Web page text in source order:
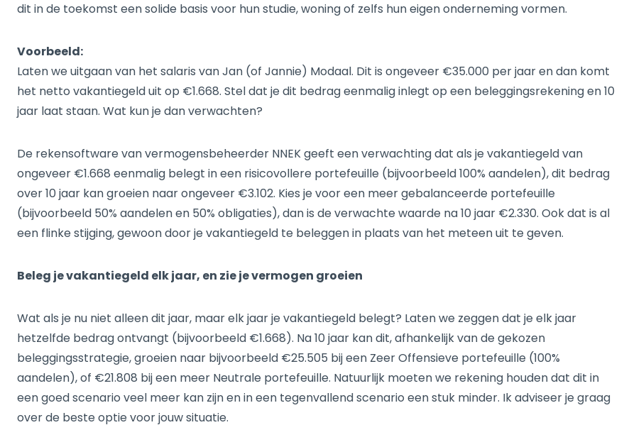
dit in de toekomst een solide basis voor hun studie, woning of zelfs hun eigen onderneming vormen.
Voorbeeld:
Laten we uitgaan van het salaris van Jan (of Jannie) Modaal. Dit is ongeveer €35.000 per jaar en dan komt
het netto vakantiegeld uit op €1.668. Stel dat je dit bedrag eenmalig inlegt op een beleggingsrekening en 10
jaar laat staan. Wat kun je dan verwachten?
De rekensoftware van vermogensbeheerder NNEK geeft een verwachting dat als je vakantiegeld van
ongeveer €1.668 eenmalig belegt in een risicovollere portefeuille (bijvoorbeeld 100% aandelen), dit bedrag
over 10 jaar kan groeien naar ongeveer €3.102. Kies je voor een meer gebalanceerde portefeuille
(bijvoorbeeld 50% aandelen en 50% obligaties), dan is de verwachte waarde na 10 jaar €2.330. Ook dat is al
een flinke stijging, gewoon door je vakantiegeld te beleggen in plaats van het meteen uit te geven.
Beleg je vakantiegeld elk jaar, en zie je vermogen groeien
Wat als je nu niet alleen dit jaar, maar elk jaar je vakantiegeld belegt? Laten we zeggen dat je elk jaar
hetzelfde bedrag ontvangt (bijvoorbeeld €1.668). Na 10 jaar kan dit, afhankelijk van de gekozen
beleggingsstrategie, groeien naar bijvoorbeeld €25.505 bij een Zeer Offensieve portefeuille (100%
aandelen), of €21.808 bij een meer Neutrale portefeuille. Natuurlijk moeten we rekening houden dat dit in
een goed scenario veel meer kan zijn en in een tegenvallend scenario een stuk minder. Ik adviseer je graag
over de beste optie voor jouw situatie.